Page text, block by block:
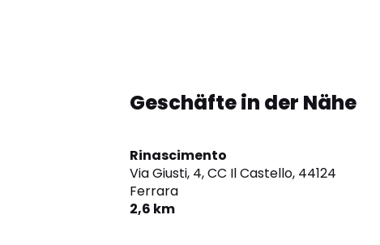
Geschäfte in der Nähe
Rinascimento
Via Giusti, 4, CC Il Castello, 44124
Ferrara
2,6 km